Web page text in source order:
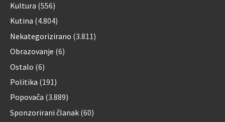
Kultura (556)
Kutina (4.804)
Nekategorizirano (3.811)
Obrazovanje (6)
Ostalo (6)
Politika (191)
Popovača (3.889)
Sponzorirani članak (60)